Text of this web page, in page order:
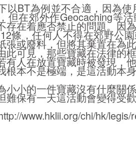
以BT為例並不合適，因為
但在郊外作Geocaching等
存在着應否禁止的問題。因
條，任何人不得在郊野公
張或廢料，但將其棄置在為
此可見，那些寶藏在法律的
有人在放置寶藏時被發現，
根本不是極端，是這活動本
小小的一件寶藏沒有什麼關
難保有一天這活動會變得受
www.hklii.org/chi/hk/